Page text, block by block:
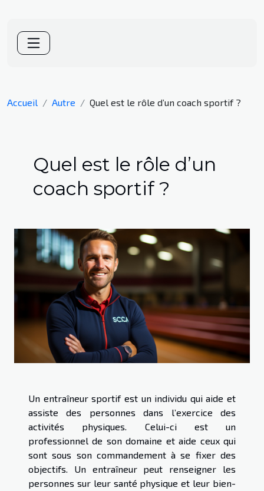
Accueil Autre Quel est le rôle d’un coach sportif ?
Quel est le rôle d’un
coach sportif ?
Un entraîneur sportif est un individu qui aide et
assiste des personnes dans l’exercice des
activités physiques. Celui-ci est un
professionnel de son domaine et aide ceux qui
sont sous son commandement à se fixer des
objectifs. Un entraîneur peut renseigner les
personnes sur leur santé physique et leur bien-